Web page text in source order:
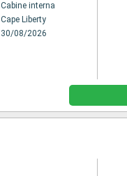
Cabine interna
Cape Liberty
30/08/2026